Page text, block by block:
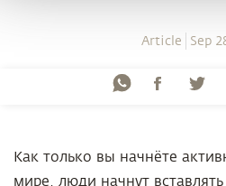
Article Sep
Как только вы начнёте
мире, люди начнут